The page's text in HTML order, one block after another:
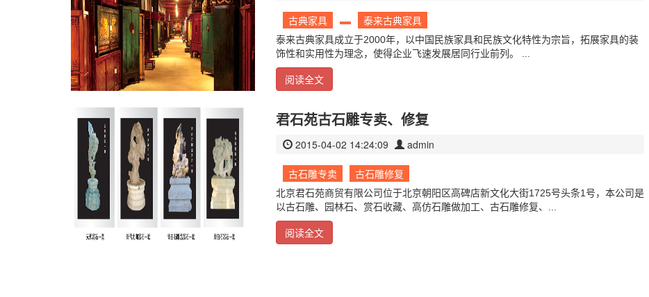
古典家具 泰来古典家具
泰来古典家具成立于2000年，以中国民族家具和民族文化特性为宗旨，拓展家具的装
饰性和实用性为理念，使得企业飞速发展居同行业前列。 ...
阅读全文
君石苑古石雕专卖、修复
2015-04-02 14:24:09 admin
古石雕专卖 古石雕修复
北京君石苑商贸有限公司位于北京朝阳区高碑店新文化大街1725号头条1号，本公司是
以古石雕、园林石、赏石收藏、高仿石雕做加工、古石雕修复、...
阅读全文